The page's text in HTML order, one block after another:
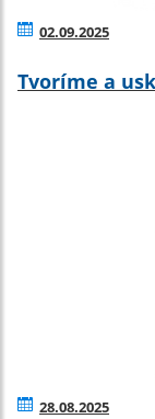
02.09.2025
Tvoríme a
28.08.2025